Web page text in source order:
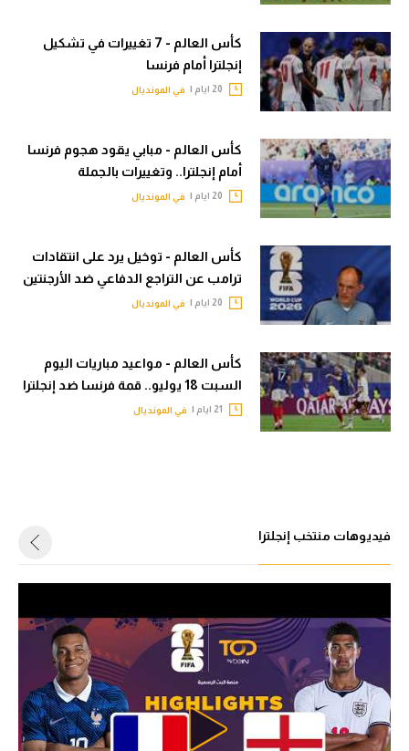
أقسام خاصة
Gamers
ميركاتو
تحقيق في الجول
تقرير في الجول
تحليل في الجول
حكايات في الجول
كويز في الجول
فيديو في الجول
Gamers
ميركاتو
تحقيق في الجول
تقرير في الجول
تحليل في الجول
حكايات في الجول
فيديو في الجول
كأس العالم - 7 تغييرات في تشكيل
إنجلترا أمام فرنسا
في المونديال
كأس العالم - مبابي يقود هجوم فرنسا
أمام إنجلترا.. وتغييرات بالجملة
في المونديال
كأس العالم - توخيل يرد على انتقادات
ترامب عن التراجع الدفاعي ضد الأرجنتين
في المونديال
كأس العالم - مواعيد مباريات اليوم
السبت 18 يوليو.. قمة فرنسا ضد إنجلترا
في المونديال
فيديوهات منتخب إنجلترا